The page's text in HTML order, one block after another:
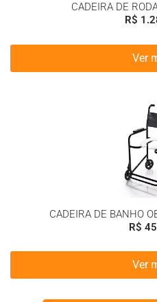
CADEIRA DE
R$
Ver
CADEIRA DE BANHO
R$
Ver